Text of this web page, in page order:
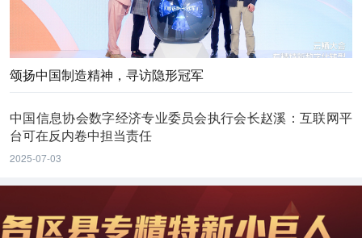
颂扬中国制造精神，寻访隐形冠军
中国信息协会数字经济专业委员会执行会长赵溪：互联网平
台可在反内卷中担当责任
2025-07-03